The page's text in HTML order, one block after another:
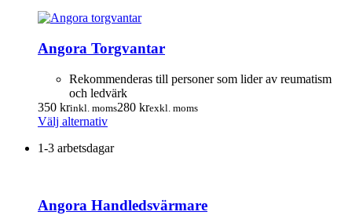
flera
De
alternativen
kan
väljas
på
Angora Torgvantar
Rekommenderas till personer som lider av reumatism
och ledvärk
350 krinkl. moms280 krexkl. moms
Välj alternativDen
produkten
De
1-3 arbetsdagar
Angora Handledsvärmare